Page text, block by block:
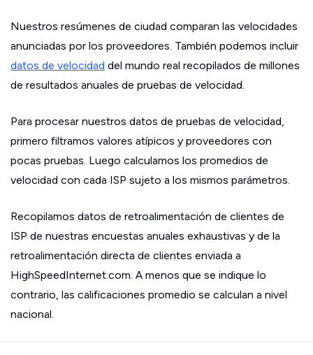
Nuestros resúmenes de ciudad comparan las velocidades
anunciadas por los proveedores. También podemos incluir
datos de velocidad del mundo real recopilados de millones
de resultados anuales de pruebas de velocidad.
Para procesar nuestros datos de pruebas de velocidad,
primero filtramos valores atípicos y proveedores con
pocas pruebas. Luego calculamos los promedios de
velocidad con cada ISP sujeto a los mismos parámetros.
Recopilamos datos de retroalimentación de clientes de
ISP de nuestras encuestas anuales exhaustivas y de la
retroalimentación directa de clientes enviada a
HighSpeedInternet.com. A menos que se indique lo
contrario, las calificaciones promedio se calculan a nivel
nacional.